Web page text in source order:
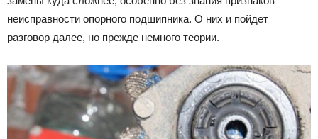
неисправности опорного подшипника. О них и пойдет
разговор далее, но прежде немного теории.